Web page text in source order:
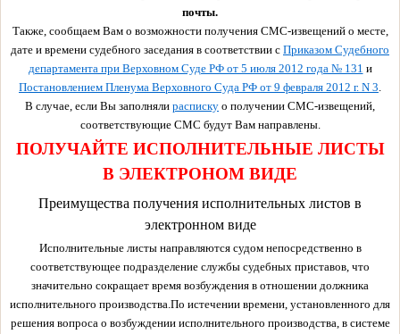
почты.
Также, сообщаем Вам о возможности получения СМС-извещений о месте,
дате и времени судебного заседания в соответствии с Приказом Судебного
департамента при Верховном Суде РФ от 5 июля 2012 года № 131 и
Постановлением Пленума Верховного Суда РФ от 9 февраля 2012 г. N 3
В случае, если Вы заполняли расписку о получении СМС-извещений,
соответствующие СМС будут Вам направлены.
ПОЛУЧАЙТЕ ИСПОЛНИТЕЛЬНЫЕ ЛИСТЫ
В ЭЛЕКТРОНОМ ВИДЕ
Преимущества получения исполнительных листов в
электронном виде
Исполнительные листы направляются судом непосредственно в
соответствующее подразделение службы судебных приставов, что
значительно сокращает время возбуждения в отношении должника
исполнительного производства.По истечении времени, установленного для
решения вопроса о возбуждении исполнительного производства, в системе